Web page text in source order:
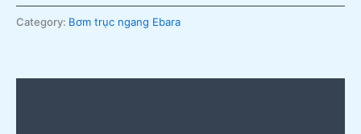
Category: Bơm trục ngang Ebara